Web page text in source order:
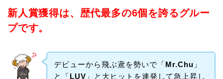
新人賞獲得は、歴代最多の6個を誇るグルー
プです。
デビューから飛ぶ鳶を勢いで「 Mr.Chu 」
と「 LUV 」と大ヒットを連発して急上昇し